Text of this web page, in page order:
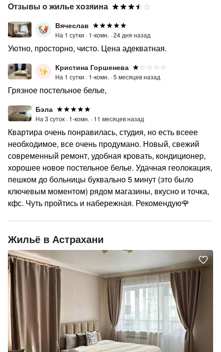
Отзывы о жилье хозяина
Вячеслав
На 1 сутки · 1-комн. ·24 дня назад
Уютно, просторно, чисто. Цена адекватная.
Кристина Горшенева
На 1 сутки · 1-комн. ·5 месяцев назад
Грязное постельное белье,
Бэла
На 3 суток · 1-комн. · 11 месяцев назад
Квартира очень понравилась, студия, но есть всеее
необходимое, все очень продумано. Новый, свежий
современный ремонт, удобная кровать, кондиционер,
хорошее новое постельное белье. Удачная геолокация,
пешком до больницы буквально 5 минут (это было
ключевым моментом) рядом магазины, вкусно и точка,
кфс. Чуть пройтись и набережная. Рекомендую🌹
Жильё в Астрахани